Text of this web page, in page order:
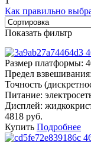
Как правильно
Показать фильтр
Размер платформы:
Предел взвешивания:
Точность
Питание:
Дисплей:
4818 руб.
Купить Подробнее